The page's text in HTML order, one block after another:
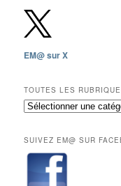
depuis
2009,
sauf
les
mois
réservés
aux
EM@ sur X
TOUTES LES
Toutes
de
Edition
Multimédi@
SUIVEZ EM@ SUR